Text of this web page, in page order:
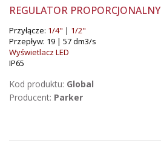
REGULATOR PROPORCJONALNY
Przyłącze: 1/4" | 1/2"
Przepływ: 19 | 57 dm3/s
Wyświetlacz LED
IP65
Kod produktu: Global
Producent: Parker